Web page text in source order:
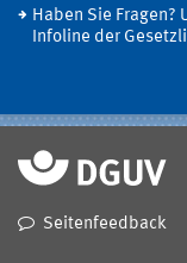
Haben Sie
Infoline der
Seitenfeedback